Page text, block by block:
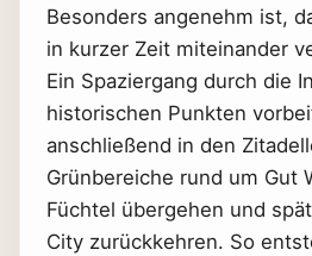
Besonders angenehm ist,
in kurzer Zeit miteinander
Ein Spaziergang durch die
historischen Punkten
anschließend in den
Grünbereiche rund um Gut
Füchtel übergehen und
City zurückkehren. So